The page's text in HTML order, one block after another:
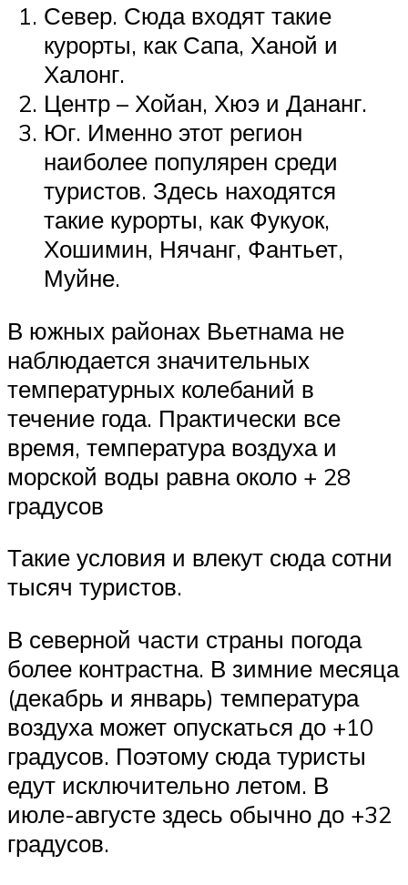
Север. Сюда входят такие
курорты, как Сапа, Ханой и
Халонг.
Центр – Хойан, Хюэ и Дананг.
Юг. Именно этот регион
наиболее популярен среди
туристов. Здесь находятся
такие курорты, как Фукуок,
Хошимин, Нячанг, Фантьет,
Муйне.
В южных районах Вьетнама не
наблюдается значительных
температурных колебаний в
течение года. Практически все
время, температура воздуха и
морской воды равна около + 28
градусов
Такие условия и влекут сюда сотни
тысяч туристов.
В северной части страны погода
более контрастна. В зимние месяца
(декабрь и январь) температура
воздуха может опускаться до +10
градусов. Поэтому сюда туристы
едут исключительно летом. В
июле-августе здесь обычно до +32
градусов.